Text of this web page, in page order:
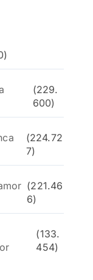
(229.
600)
(224.72
7)
(221.46
6)
(133.
454)